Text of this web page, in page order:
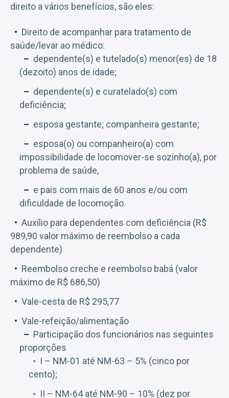
direito a vários benefícios, são eles:
Direito de acompanhar para tratamento de
saúde/levar ao médico:
dependente(s) e tutelado(s) menor(es) de 18
(dezoito) anos de idade;
dependente(s) e curatelado(s) com
deficiência;
esposa gestante; companheira gestante;
esposa(o) ou companheiro(a) com
impossibilidade de locomover-se sozinho(a), por
problema de saúde,
e pais com mais de 60 anos e/ou com
dificuldade de locomoção.
Auxílio para dependentes com deficiência (R$
989,90 valor máximo de reembolso a cada
dependente)
Reembolso creche e reembolso babá (valor
máximo de R$ 686,50)
Vale-cesta de R$ 295,77
Vale-refeição/alimentação
Participação dos funcionários nas seguintes
proporções
I – NM-01 até NM-63 – 5% (cinco por
cento);
II – NM-64 até NM-90 – 10% (dez por